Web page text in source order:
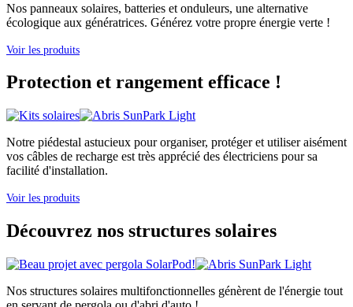
Nos panneaux solaires, batteries et onduleurs, une alternative
écologique aux génératrices. Générez votre propre énergie verte !
Voir les produits
Protection et rangement efficace !
Notre piédestal astucieux pour organiser, protéger et utiliser aisément
vos câbles de recharge est très apprécié des électriciens pour sa
facilité d'installation.
Voir les produits
Découvrez nos structures solaires
Nos structures solaires multifonctionnelles génèrent de l'énergie tout